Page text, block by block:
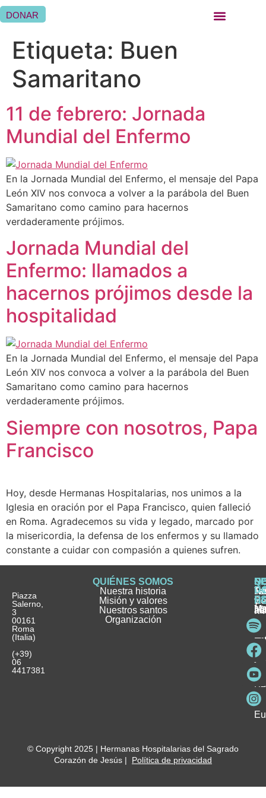
DONAR
Etiqueta: Buen
Samaritano
11 de febrero: Jornada
Mundial del Enfermo
En la Jornada Mundial del Enfermo, el mensaje del Papa
León XIV nos convoca a volver a la parábola del Buen
Samaritano como camino para hacernos
verdaderamente prójimos.
Jornada Mundial del
Enfermo: llamados a
hacernos prójimos desde la
hospitalidad
En la Jornada Mundial del Enfermo, el mensaje del Papa
León XIV nos convoca a volver a la parábola del Buen
Samaritano como camino para hacernos
verdaderamente prójimos.
Siempre con nosotros, Papa
Francisco
Hoy, desde Hermanas Hospitalarias, nos unimos a la
Iglesia en oración por el Papa Francisco, quien falleció
en Roma. Agradecemos su vida y legado, marcado por
la misericordia, la defensa de los enfermos y su llamado
constante a cuidar con compasión a quienes sufren.
Piazza
Salerno,
3
00161
Roma
(Italia)
(+39)
06
4417381
QUIÉNES SOMOS
Nuestra historia
Misión y valores
Nuestros santos
Organización
e
y
y
© Copyright 2025 | Hermanas Hospitalarias del Sagrado
Corazón de Jesús | Política de privacidad